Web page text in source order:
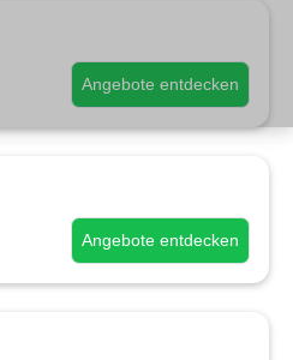
Angebote entdecken
Angebote entdecken